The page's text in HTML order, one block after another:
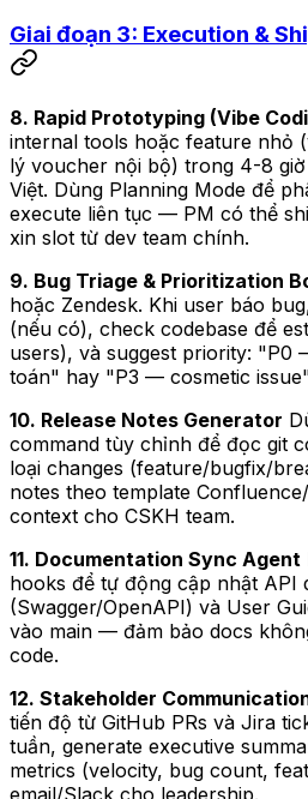
Giai đoạn 3: Execution &
8. Rapid Prototyping (Vibe
internal tools hoặc feature nhỏ
lý voucher nội bộ) trong 4-8
Việt. Dùng Planning Mode để
execute liên tục — PM có thể
xin slot từ dev team chính.
9. Bug Triage & Prioritization
hoặc Zendesk. Khi user báo
(nếu có), check codebase để
users), và suggest priority: "P0
toán" hay "P3 — cosmetic
10. Release Notes Generator
command tùy chỉnh để đọc git
loại changes (feature/bugfix/
notes theo template
context cho CSKH team.
11. Documentation Sync Agent
hooks để tự động cập nhật API
(Swagger/OpenAPI) và User
vào main — đảm bảo docs
code.
12. Stakeholder
tiến độ từ GitHub PRs và Jira
tuần, generate executive
metrics (velocity, bug count,
email/Slack cho leadership.